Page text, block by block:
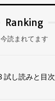
Ranking
今読まれてます
試し読みと目次